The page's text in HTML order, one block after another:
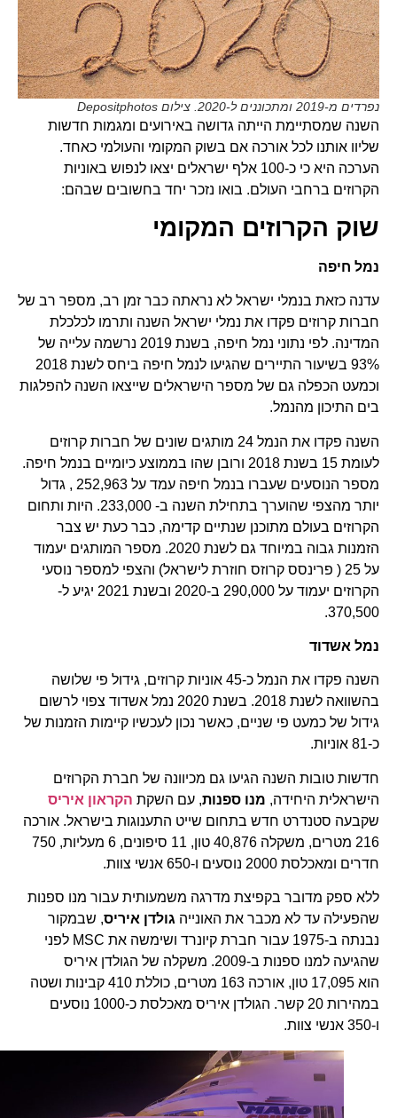
נפרדים מ-2019 ומתכוננים ל-2020. צילום Depositphotos
השנה שמסתיימת הייתה גדושה באירועים ומגמות חדשות
שליוו אותנו לכל אורכה אם בשוק המקומי והעולמי כאחד.
הערכה היא כי כ-100 אלף ישראלים יצאו לנפוש באוניות
הקרוזים ברחבי העולם. בואו נזכר יחד בחשובים שבהם:
שוק הקרוזים המקומי
נמל חיפה
עדנה כזאת בנמלי ישראל לא נראתה כבר זמן רב, מספר רב של
חברות קרוזים פקדו את נמלי ישראל השנה ותרמו לכלכלת
המדינה. לפי נתוני נמל חיפה, בשנת 2019 נרשמה עלייה של
93% בשיעור התיירים שהגיעו לנמל חיפה ביחס לשנת 2018
וכמעט הכפלה גם של מספר הישראלים שייצאו השנה להפלגות
בים התיכון מהנמל.
השנה פקדו את הנמל 24 מותגים שונים של חברות קרוזים
לעומת 15 בשנת 2018 ורובן שהו בממוצע כיומיים בנמל חיפה.
מספר הנוסעים שעברו בנמל חיפה עמד על 252,963 , גדול
יותר מהצפי שהוערך בתחילת השנה ב- 233,000. היות ותחום
הקרוזים בעולם מתוכנן שנתיים קדימה, כבר כעת יש צבר
הזמנות גבוה במיוחד גם לשנת 2020. מספר המותגים יעמוד
על 25 ( פרינסס קרוזס חוזרת לישראל) והצפי למספר נוסעי
הקרוזים יעמוד על 290,000 ב-2020 ובשנת 2021 יגיע ל-
370,500.
נמל אשדוד
השנה פקדו את הנמל כ-45 אוניות קרוזים, גידול פי שלושה
בהשוואה לשנת 2018. בשנת 2020 נמל אשדוד צפוי לרשום
גידול של כמעט פי שניים, כאשר נכון לעכשיו קיימות הזמנות של
חדשות טובות השנה הגיעו גם מכיוונה של חברת הקרוזים
הישראלית היחידה,מנו ספנות, עם השקתהקראון איריס
שקבעה סטנדרט חדש בתחום שייט התענוגות בישראל. אורכה
216 מטרים, משקלה 40,876 טון, 11 סיפונים, 6 מעליות, 750
חדרים ומאכלסת 2000 נוסעים ו-650 אנשי צוות.
ללא ספק מדובר בקפיצת מדרגה משמעותית עבור מנו ספנות
שהפעילה עד לא מכבר את האונייהגולדן איריס, שבמקור
נבנתה ב-1975 עבור חברת קיונרד ושימשה את MSC לפני
שהגיעה למנו ספנות ב-2009. משקלה של הגולדן איריס
הוא 17,095 טון, אורכה 163 מטרים, כוללת 410 קבינות ושטה
במהירות 20 קשר. הגולדן איריס מאכלסת כ-1000 נוסעים